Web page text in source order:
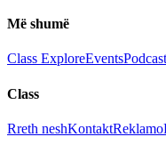
Më shumë
Class ExploreEventsPodcast
Class
Rreth neshKontaktReklamo